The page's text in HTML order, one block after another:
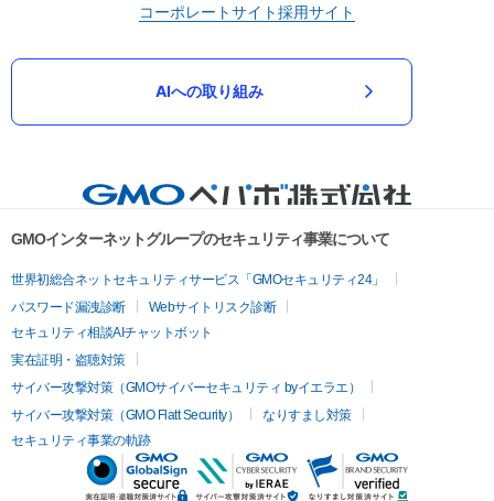
コーポレートサイト採用サイト
AIへの取り組み
GMOインターネットグループのセキュリティ事業について
世界初総合ネットセキュリティサービス「GMOセキュリティ24」
パスワード漏洩診断
Webサイトリスク診断
セキュリティ相談AIチャットボット
実在証明・盗聴対策
サイバー攻撃対策（GMOサイバーセキュリティ byイエラエ）
サイバー攻撃対策（GMO Flatt Security）
なりすまし対策
セキュリティ事業の軌跡